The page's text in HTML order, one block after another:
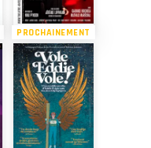
PROCHAINEMENT